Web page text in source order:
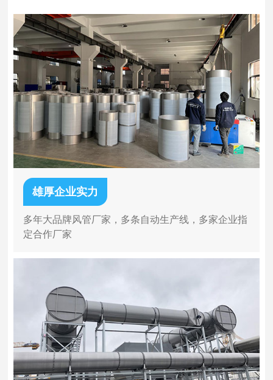
雄厚企业实力
多年大品牌风管厂家，多条自动生产线，多家企业指
定合作厂家